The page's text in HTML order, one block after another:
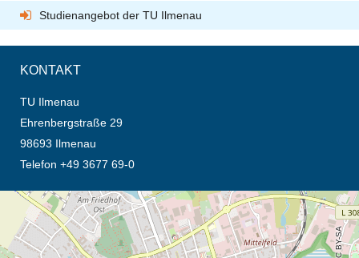
Studienangebot der TU Ilmenau
KONTAKT
TU Ilmenau
Ehrenbergstraße 29
98693 Ilmenau
Telefon +49 3677 69-0
Öffnet die Anfahrtsbeschreibung in neuem Tab (Karte)